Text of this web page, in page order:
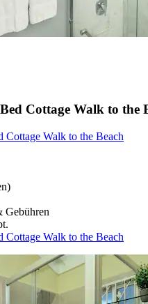
Cottage Walk to the
Cottage Walk to the Beach
Gebühren
Cottage Walk to the Beach